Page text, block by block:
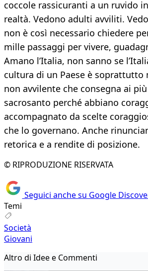
coccole rassicuranti a un ruvido
realtà. Vedono adulti avviliti.
non è così necessario chiedere
mille passaggi per vivere,
Amano l’Italia, non sanno se
cultura di un Paese è soprattutto
non avvilente che consegna ai
sacrosanto perché abbiano
accompagnato da scelte
che lo governano. Anche
retorica e a rendite di posizione.
© RIPRODUZIONE RISERVATA
Seguici anche su Google
Temi
Società
Giovani
Altro di Idee e Commenti